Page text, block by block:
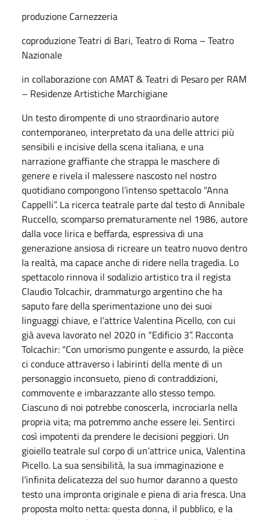
produzione Carnezzeria
coproduzione Teatri di Bari, Teatro di Roma – Teatro
Nazionale
in collaborazione con AMAT & Teatri di Pesaro per RAM
– Residenze Artistiche Marchigiane
Un testo dirompente di uno straordinario autore
contemporaneo, interpretato da una delle attrici più
sensibili e incisive della scena italiana, e una
narrazione graffiante che strappa le maschere di
genere e rivela il malessere nascosto nel nostro
quotidiano compongono l’intenso spettacolo “Anna
Cappelli”. La ricerca teatrale parte dal testo di Annibale
Ruccello, scomparso prematuramente nel 1986, autore
dalla voce lirica e beffarda, espressiva di una
generazione ansiosa di ricreare un teatro nuovo dentro
la realtà, ma capace anche di ridere nella tragedia. Lo
spettacolo rinnova il sodalizio artistico tra il regista
Claudio Tolcachir, drammaturgo argentino che ha
saputo fare della sperimentazione uno dei suoi
linguaggi chiave, e l’attrice Valentina Picello, con cui
già aveva lavorato nel 2020 in “Edificio 3”. Racconta
Tolcachir: “Con umorismo pungente e assurdo, la pièce
ci conduce attraverso i labirinti della mente di un
personaggio inconsueto, pieno di contraddizioni,
commovente e imbarazzante allo stesso tempo.
Ciascuno di noi potrebbe conoscerla, incrociarla nella
propria vita; ma potremmo anche essere lei. Sentirci
così impotenti da prendere le decisioni peggiori. Un
gioiello teatrale sul corpo di un’attrice unica, Valentina
Picello. La sua sensibilità, la sua immaginazione e
l’infinita delicatezza del suo humor daranno a questo
testo una impronta originale e piena di aria fresca. Una
proposta molto netta: questa donna, il pubblico, e la